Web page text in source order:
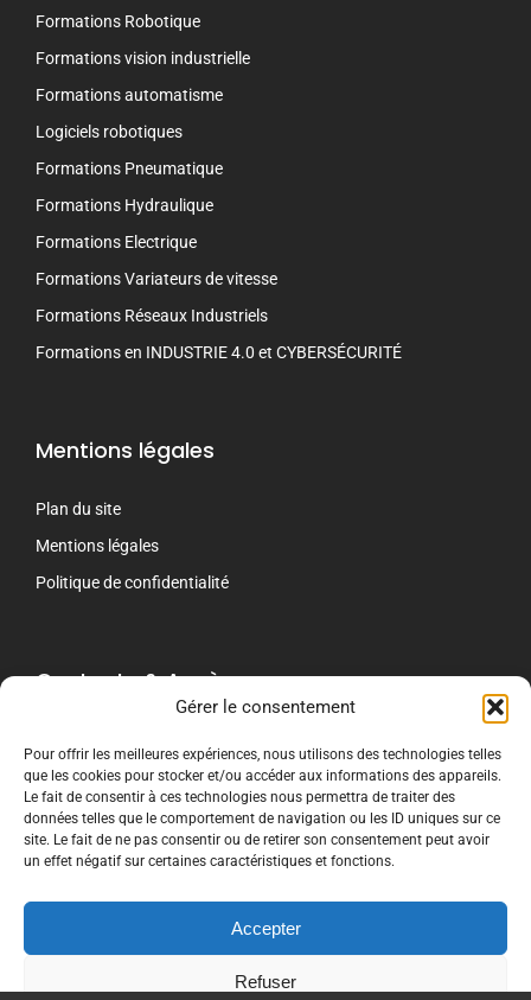
Gérer le consentement
Pour offrir les meilleures expériences, nous utilisons des technologies telles
que les cookies pour stocker et/ou accéder aux informations des appareils.
Le fait de consentir à ces technologies nous permettra de traiter des
données telles que le comportement de navigation ou les ID uniques sur ce
site. Le fait de ne pas consentir ou de retirer son consentement peut avoir
un effet négatif sur certaines caractéristiques et fonctions.
Accepter
Refuser
Formations Robotique
Formations vision industrielle
Formations automatisme
Logiciels robotiques
Formations Pneumatique
Formations Hydraulique
Formations Electrique
Formations Variateurs de vitesse
Formations Réseaux Industriels
Formations en INDUSTRIE 4.0 et CYBERSÉCURITÉ
Mentions légales
Plan du site
Mentions légales
Politique de confidentialité
Contacts & Accès
CRTI Le Mans
243 Route de Beaugé
72000 LE MANS
02 53 15 69 30